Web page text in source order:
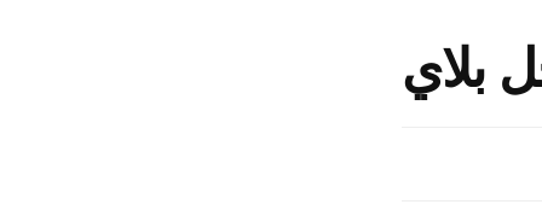
بلاي